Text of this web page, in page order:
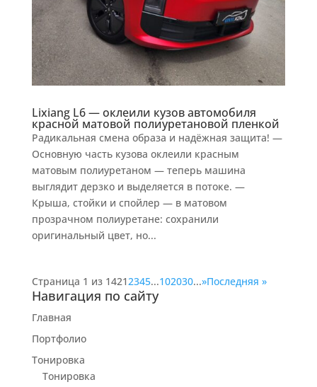
Lixiang L6 — оклеили кузов автомобиля
красной матовой полиуретановой пленкой
Радикальная смена образа и надёжная защита! —
Основную часть кузова оклеили красным
матовым полиуретаном — теперь машина
выглядит дерзко и выделяется в потоке. —
Крыша, стойки и спойлер — в матовом
прозрачном полиуретане: сохранили
оригинальный цвет, но...
Страница 1 из 14212345...102030...»Последняя »
Навигация по сайту
Главная
Портфолио
Тонировка
Тонировка